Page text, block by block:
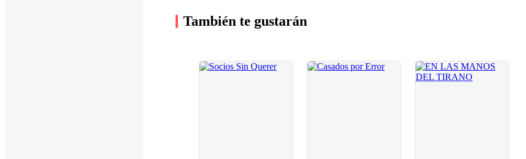
También te gustarán